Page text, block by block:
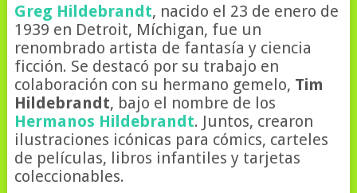
Greg Hildebrandt, nacido el 23 de enero de
1939 en Detroit, Míchigan, fue un
renombrado artista de fantasía y ciencia
ficción. Se destacó por su trabajo en
colaboración con su hermano gemelo, Tim
Hildebrandt, bajo el nombre de los
Hermanos Hildebrandt. Juntos, crearon
ilustraciones icónicas para cómics, carteles
de películas, libros infantiles y tarjetas
coleccionables.